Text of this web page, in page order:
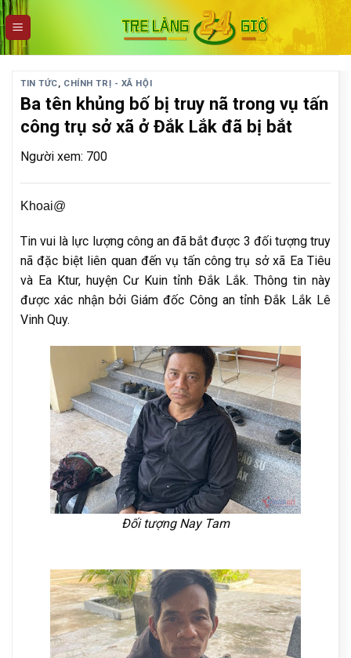
Skip
to
content
TIN TỨC, CHÍNH TRỊ - XÃ HỘI
Ba tên khủng bố bị truy nã trong vụ tấn
công trụ sở xã ở Đắk Lắk đã bị bắt
Người xem: 700
Khoai@
Tin vui là lực lượng công an đã bắt được 3 đối tượng truy
nã đặc biệt liên quan đến vụ tấn công trụ sở xã Ea Tiêu
và Ea Ktur, huyện Cư Kuin tỉnh Đắk Lắk. Thông tin này
được xác nhận bởi Giám đốc Công an tỉnh Đắk Lắk Lê
Vinh Quy.
Đối tượng Nay Tam